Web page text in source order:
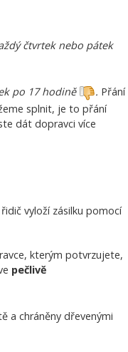
čtvrtek nebo pátek
po 17 hodině . Přání
splnit, je to přání
dát dopravci více
vyloží zásilku pomocí
kterým potvrzujete,
pečlivě
a chráněny dřevenými